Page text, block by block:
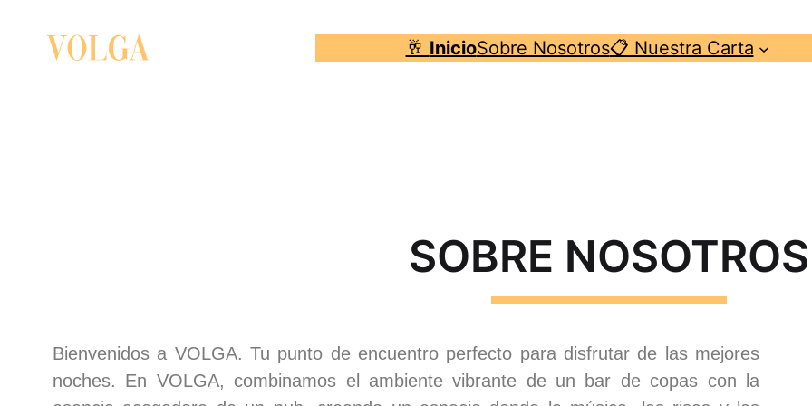
🥂 InicioSobre Nosotros📋 Nuestra Carta
SOBRE NOSOTROS
Bienvenidos a VOLGA. Tu punto de encuentro perfecto para disfrutar de las mejores
noches. En VOLGA, combinamos el ambiente vibrante de un bar de copas con la